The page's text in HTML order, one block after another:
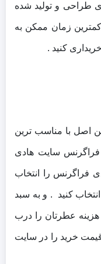
و تولید شده
زمان ممکن به
کنید .
اصل با مناسب ترین
فراگرنس سایت هادی
فراگرنس را انتخاب
کنید . و به سبد
هزینه عطرتان را درب
خرید را در سایت